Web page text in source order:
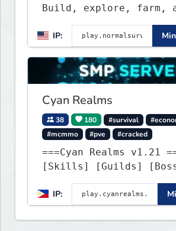
Build, explore, farm,
community. Enjoy
updates, new features,
endless adventures!
IP:
Cyan Realms
38 180 #survival
#mcmmo
#pve #cracked
===Cyan Realms v1.21
[Skills] [Guilds]
[Unique] [No Griefing]
IP: